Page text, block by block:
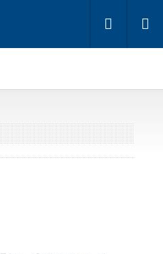
“histórica” de